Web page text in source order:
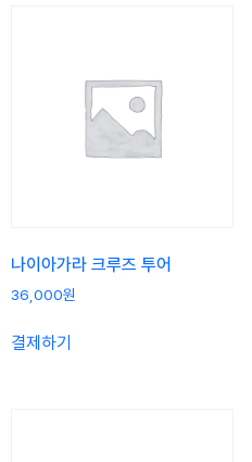
나이아가라 크루즈 투어
36,000원
결제하기